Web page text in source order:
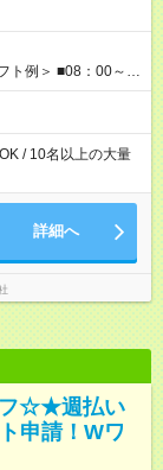
として合計30，000
：00～
■15：30～22：00
/ 10名以上の大量
詳細へ
フ☆★週払い
申請！Wワ